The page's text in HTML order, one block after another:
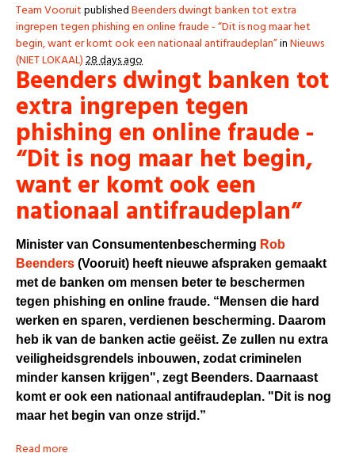
Team VooruitpublishedBeenders dwingt banken tot extra
ingrepen tegen phishing en online fraude - “Dit is nog maar het
begin, want er komt ook een nationaal antifraudeplan”inNieuws
(NIET LOKAAL)28 days ago
Beenders dwingt banken tot
extra ingrepen tegen
phishing en online fraude -
“Dit is nog maar het begin,
want er komt ook een
nationaal antifraudeplan”
Minister van Consumentenbescherming Rob
Beenders (Vooruit) heeft nieuwe afspraken gemaakt
met de banken om mensen beter te beschermen
tegen phishing en online fraude. “Mensen die hard
werken en sparen, verdienen bescherming. Daarom
heb ik van de banken actie geëist. Ze zullen nu extra
veiligheidsgrendels inbouwen, zodat criminelen
minder kansen krijgen", zegt Beenders. Daarnaast
komt er ook een nationaal antifraudeplan. "Dit is nog
maar het begin van onze strijd.”
Read more